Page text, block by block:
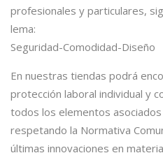
profesionales y particulares,
lema:
Seguridad-Comodidad-Diseño
En nuestras tiendas podrá
protección laboral individual y
todos los elementos
respetando la Normativa
últimas innovaciones en